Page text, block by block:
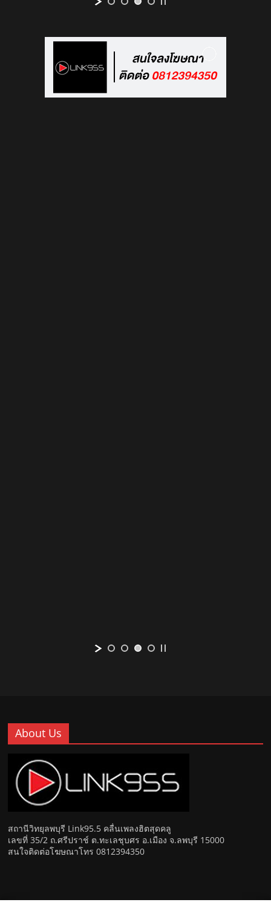
About Us
สถานีวิทยุลพบุรี Link95.5 คลื่นเพลงฮิตสุดคลู
เลขที่ 35/2 ถ.ศรีปราช์ ต.ทะเลชุบศร อ.เมือง จ.ลพบุรี 15000
สนใจติดต่อโฆษณาโทร 0812394350